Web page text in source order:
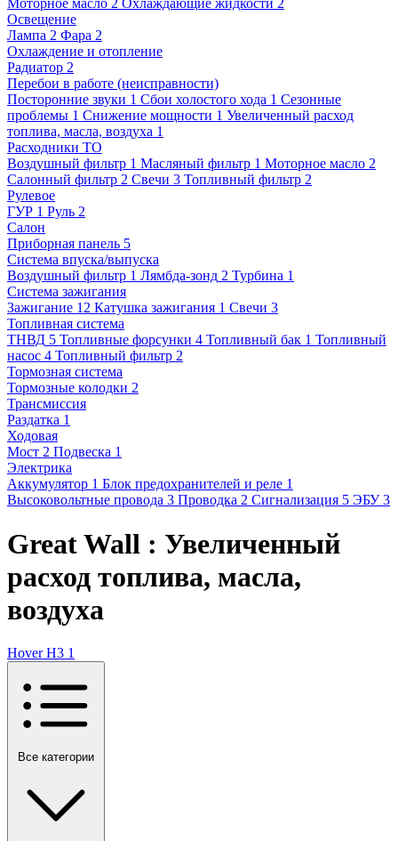
Моторное масло 2 Охлаждающие жидкости 2
Освещение
Лампа 2 Фара 2
Охлаждение и отопление
Радиатор 2
Перебои в работе (неисправности)
Посторонние звуки 1 Сбои холостого хода 1 Сезонные
проблемы 1 Снижение мощности 1 Увеличенный расход
топлива, масла, воздуха 1
Расходники ТО
Воздушный фильтр 1 Масляный фильтр 1 Моторное масло 2
Салонный фильтр 2 Свечи 3 Топливный фильтр 2
Рулевое
ГУР 1 Руль 2
Салон
Приборная панель 5
Система впуска/выпуска
Воздушный фильтр 1 Лямбда-зонд 2 Турбина 1
Система зажигания
Зажигание 12 Катушка зажигания 1 Свечи 3
Топливная система
ТНВД 5 Топливные форсунки 4 Топливный бак 1 Топливный
насос 4 Топливный фильтр 2
Тормозная система
Тормозные колодки 2
Трансмиссия
Раздатка 1
Ходовая
Мост 2 Подвеска 1
Электрика
Аккумулятор 1 Блок предохранителей и реле 1
Высоковольтные провода 3 Проводка 2 Сигнализация 5 ЭБУ 3
Great Wall : Увеличенный
расход топлива, масла,
воздуха
Hover H3 1
Все категории